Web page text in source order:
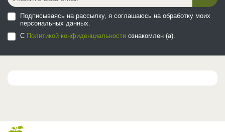
Подписываясь на рассылку, я соглашаюсь на обработку моих
персональных данных.
С Политикой конфиденциальности ознакомлен (а).